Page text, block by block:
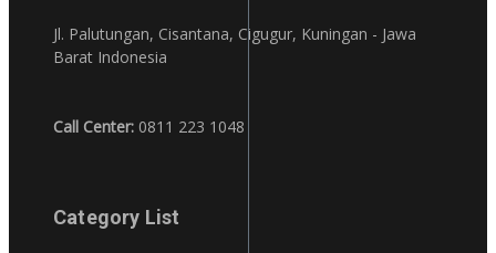
Jl. Palutungan, Cisantana, Cigugur, Kuningan - Jawa
Barat Indonesia
Call Center: 0811 223 1048
Category List